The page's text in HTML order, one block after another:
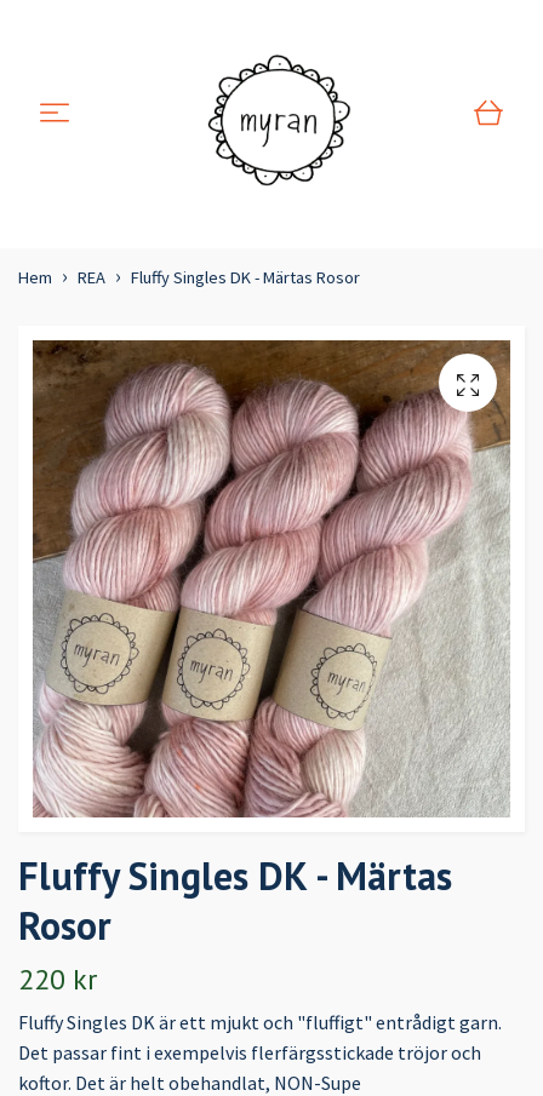
Hem REA Fluffy Singles DK - Märtas Rosor
Fluffy Singles DK - Märtas
Rosor
220 kr
Fluffy Singles DK är ett mjukt och "fluffigt" entrådigt garn.
Det passar fint i exempelvis flerfärgsstickade tröjor och
koftor. Det är helt obehandlat, NON-Supe